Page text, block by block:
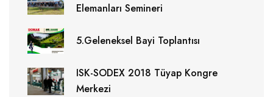
Elemanları Semineri
5.Geleneksel Bayi Toplantısı
ISK-SODEX 2018 Tüyap Kongre
Merkezi